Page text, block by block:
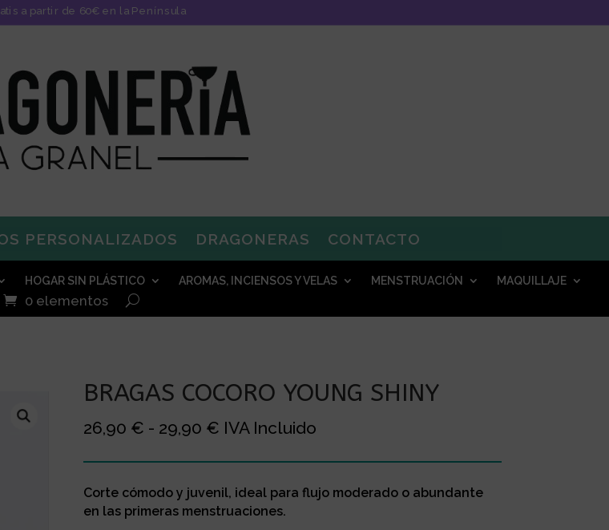
a partir de 60€ en la Península
PERSONALIZADOS DRAGONERAS CONTACTO
HOGAR SIN PLÁSTICO AROMAS, INCIENSOS Y VELAS MENSTRUACIÓN MAQUILLAJE
0 elementos
BRAGAS COCORO YOUNG SHINY
26,90 € - 29,90 € Rango
precios:
26,90 €
hasta
IVA Incluido
Corte cómodo y juvenil, ideal para flujo moderado o abundante
en las primeras menstruaciones.